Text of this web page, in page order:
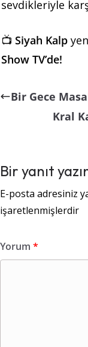
sevdikleriyle
📺 Siyah Kalp
Show TV’de!
Bir Gece
Kral
Bir yanıt
E-posta adresiniz
işaretlenmişlerdir
Yorum *